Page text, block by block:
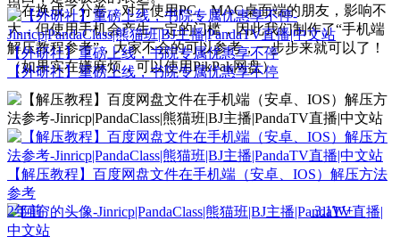
现在换成了分卷，对于使用PC、MAC桌面端的朋友，影响不
大，但使用手机会产生一定的门槛，因此我们制作了“手机端
解压教程参考”，大家不会的可以参考，一步步来就可以了！
（如果实在嫌麻烦，可以使用PikPak网盘）
【解压教程】百度网盘文件在手机端（安卓、IOS）解压方法
参考
【外研社】重磅上线，书院专属优惠享不停
【外研社】重磅上线，书院专属优惠享不停
2年前 3.1W+